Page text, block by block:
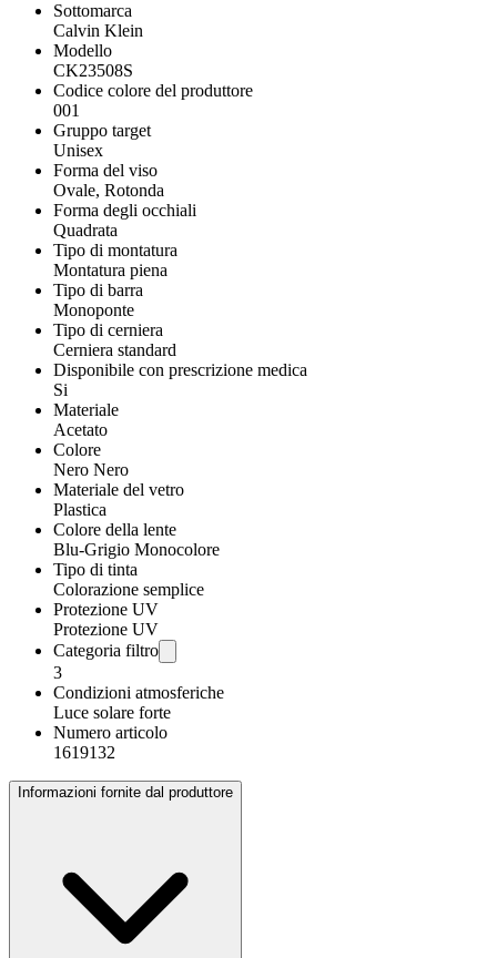
Sottomarca
Calvin Klein
Modello
CK23508S
Codice colore del produttore
001
Gruppo target
Unisex
Forma del viso
Ovale, Rotonda
Forma degli occhiali
Quadrata
Tipo di montatura
Montatura piena
Tipo di barra
Monoponte
Tipo di cerniera
Cerniera standard
Disponibile con prescrizione medica
Si
Materiale
Acetato
Colore
Nero Nero
Materiale del vetro
Plastica
Colore della lente
Blu-Grigio Monocolore
Tipo di tinta
Colorazione semplice
Protezione UV
Protezione UV
Categoria filtro
3
Condizioni atmosferiche
Luce solare forte
Numero articolo
1619132
Informazioni fornite dal produttore